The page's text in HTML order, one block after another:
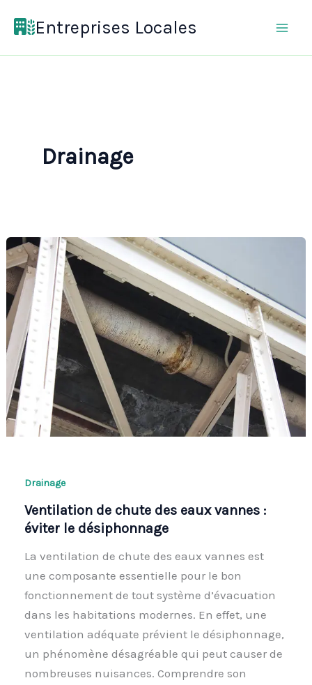
Entreprises Locales
Drainage
Drainage
Ventilation de chute des eaux vannes :
éviter le désiphonnage
La ventilation de chute des eaux vannes est
une composante essentielle pour le bon
fonctionnement de tout système d’évacuation
dans les habitations modernes. En effet, une
ventilation adéquate prévient le désiphonnage,
un phénomène désagréable qui peut causer de
nombreuses nuisances. Comprendre son